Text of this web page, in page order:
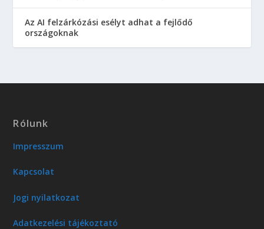
Az AI felzárkózási esélyt adhat a fejlődő
országoknak
Rólunk
Impresszum
Kapcsolat
Jogi nyilatkozat
Adatkezelési tájékoztató